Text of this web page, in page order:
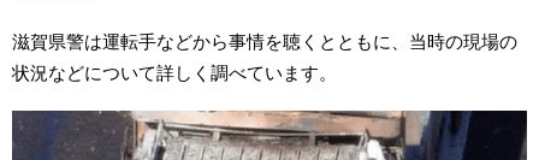
滋賀県警は運転手などから事情を聴くとともに、当時の現場の
状況などについて詳しく調べています。